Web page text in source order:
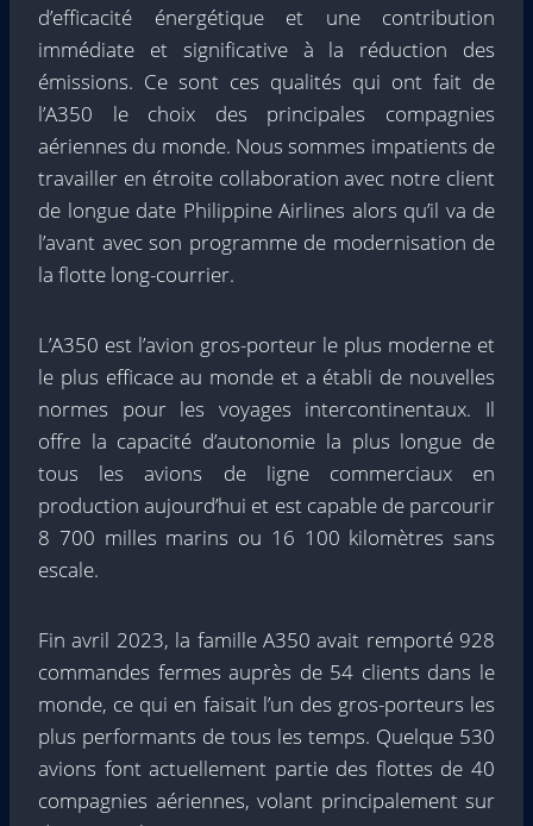
d’efficacité énergétique et une contribution
immédiate et significative à la réduction des
émissions. Ce sont ces qualités qui ont fait de
l’A350 le choix des principales compagnies
aériennes du monde. Nous sommes impatients de
travailler en étroite collaboration avec notre client
de longue date Philippine Airlines alors qu’il va de
l’avant avec son programme de modernisation de
la flotte long-courrier.
L’A350 est l’avion gros-porteur le plus moderne et
le plus efficace au monde et a établi de nouvelles
normes pour les voyages intercontinentaux. Il
offre la capacité d’autonomie la plus longue de
tous les avions de ligne commerciaux en
production aujourd’hui et est capable de parcourir
8 700 milles marins ou 16 100 kilomètres sans
escale.
Fin avril 2023, la famille A350 avait remporté 928
commandes fermes auprès de 54 clients dans le
monde, ce qui en faisait l’un des gros-porteurs les
plus performants de tous les temps. Quelque 530
avions font actuellement partie des flottes de 40
compagnies aériennes, volant principalement sur